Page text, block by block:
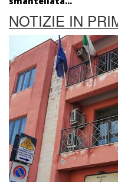
NOTIZIE IN